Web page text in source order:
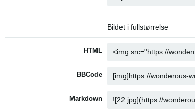
Bildet i fullstørrelse
HTML
BBCode
Markdown